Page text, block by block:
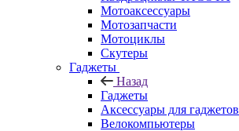
Мотоаксессуары
Мотозапчасти
Мотоциклы
Скутеры
Гаджеты
Назад
Гаджеты
Аксессуары для гаджетов
Велокомпьютеры